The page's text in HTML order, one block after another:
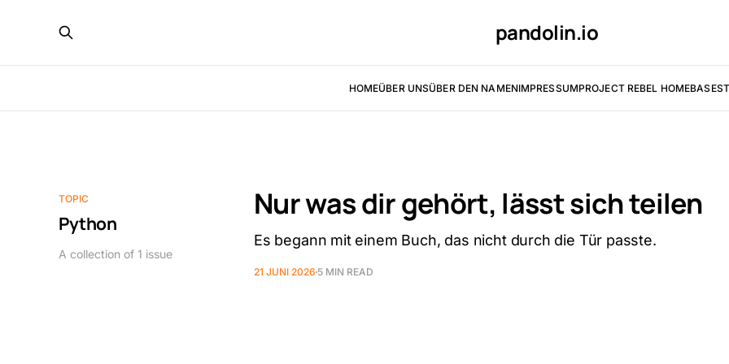
pandolin.io
HOMEÜBER UNSÜBER DEN NAMENIMPRESSUMPROJECT REBEL HOMEBASE
TOPIC
Python
A collection of 1 issue
Nur was dir gehört, lässt sich teilen
Es begann mit einem Buch, das nicht durch die Tür passte.
21 JUNI 2026 5 MIN READ